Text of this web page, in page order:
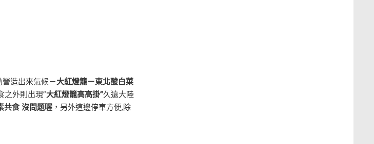
造出來氣候－大紅燈籠－東北酸白菜
之外則出現”大紅燈籠高高掛”久遠大陸
共食 沒問題喔 ，另外這邊停車方便,除